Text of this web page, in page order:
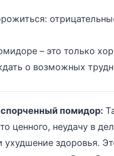
– это только
о возможных
помидор:
ценного, неудачу в
ухудшение здоровья.